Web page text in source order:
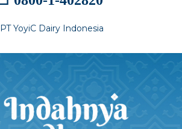
PT YoyiC Dairy Indonesia